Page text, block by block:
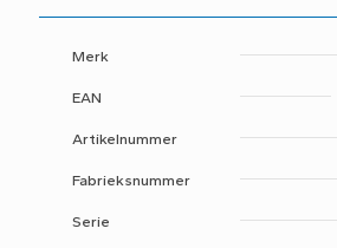
Merk
EAN
Artikelnummer
Fabrieksnummer
Serie